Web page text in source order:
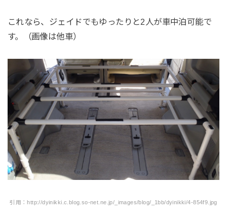
これなら、ジェイドでもゆったりと2人が車中泊可能で
す。（画像は他車）
引用：http://dyinikki.c.blog.so-net.ne.jp/_images/blog/_1bb/dyinikki/4-854f9.jpg